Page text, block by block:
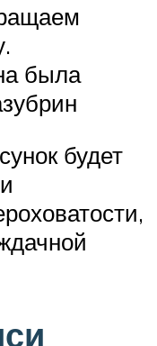
была
будет